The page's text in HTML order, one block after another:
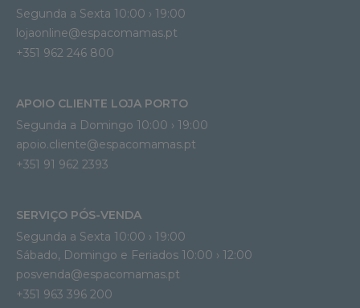
Segunda a Sexta 10:00 › 19:00
lojaonline@espacomamas.pt
+351 962 246 800
APOIO CLIENTE LOJA PORTO
Segunda a Domingo 10:00 › 19:00
apoio.cliente@espacomamas.pt
+351 91 962 2393
SERVIÇO PÓS-VENDA
Segunda a Sexta 10:00 › 19:00
Sábado, Domingo e Feriados 10:00 › 12:00
posvenda@espacomamas.pt
+351 963 396 200